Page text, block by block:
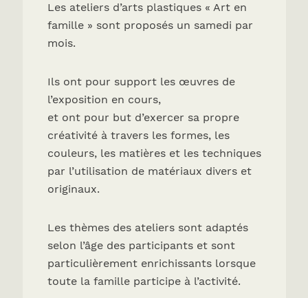
Les ateliers d’arts plastiques « Art en
famille » sont proposés un samedi par
mois.
Ils ont pour support les œuvres de
l’exposition en cours,
et ont pour but d’exercer sa propre
créativité à travers les formes, les
couleurs, les matières et les techniques
par l’utilisation de matériaux divers et
originaux.
Les thèmes des ateliers sont adaptés
selon l’âge des participants et sont
particulièrement enrichissants lorsque
toute la famille participe à l’activité.